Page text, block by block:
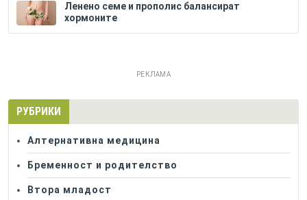
Ленено семе и прополис балансират
хормоните
РЕКЛАМА
РУБРИКИ
Алтернативна медицина
Бременност и родителство
Втора младост